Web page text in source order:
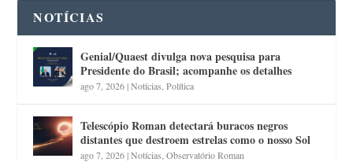
NOTÍCIAS
Genial/Quaest divulga nova pesquisa para
Presidente do Brasil; acompanhe os detalhes
ago 7, 2026|Notícias ,Política
Telescópio Roman detectará buracos negros
distantes que destroem estrelas como o nosso Sol
ago 7, 2026|Notícias ,Observatório Roman